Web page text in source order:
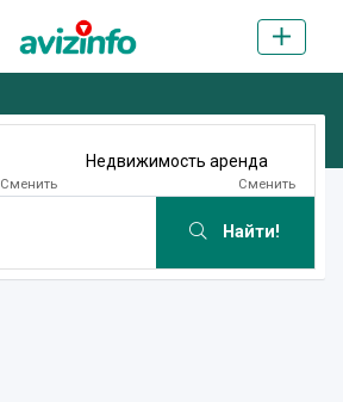
Сменить
Недвижимость аренда
Сменить
Найти!